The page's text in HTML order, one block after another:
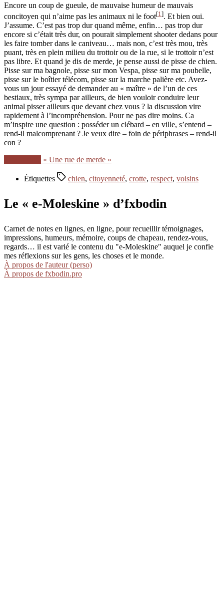
Encore un coup de gueule, de mauvaise humeur de mauvais
concitoyen qui n’aime pas les animaux ni le foot[1 ]. Et bien oui.
J’assume. C’est pas trop dur quand même, enfin… pas trop dur
encore si c’était très dur, on pourait simplement shooter dedans pour
les faire tomber dans le caniveau… mais non, c’est très mou, très
puant, très en plein milieu du trottoir ou de la rue, si le trottoir n’est
pas libre. Et quand je dis de merde, je pense aussi de pisse de chien.
Pisse sur ma bagnole, pisse sur mon Vespa, pisse sur ma poubelle,
pisse sur le boîtier télécom, pisse sur la marche palière etc. Avez-
vous un jour essayé de demander au « maître » de l’un de ces
bestiaux, très sympa par ailleurs, de bien vouloir conduire leur
animal pisser ailleurs que devant chez vous ? la discussion vire
rapidement à l’incompréhension. Pour ne pas dire moins. Ca
m’inspire une question : posséder un clébard – en ville, s’entend –
rend-il malcomprenant ? Je veux dire – foin de périphrases – rend-il
con ?
« Une rue de merde »
Étiquettes chien, citoyenneté, crotte, respect, voisins
Le « e-Moleskine » d’fxbodin
Carnet de notes en lignes, en ligne, pour recueillir témoignages,
impressions, humeurs, mémoire, coups de chapeau, rendez-vous,
regards… il est varié le contenu du "e-Moleskine" auquel je confie
mes réflexions sur les gens, les choses et le monde.
À propos de l'auteur (perso)
À propos de fxbodin.pro